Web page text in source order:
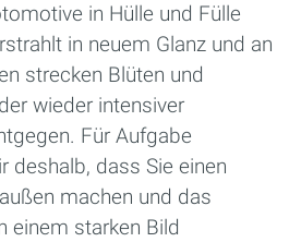
in Hülle und Fülle
in neuem Glanz und an
strecken Blüten und
wieder intensiver
Für Aufgabe
deshalb, dass Sie einen
machen und das
einem starken Bild